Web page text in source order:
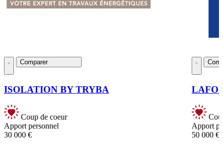
Comparer
ISOLATION BY TRYBA
Coup de coeur
Apport personnel
30 000 €
Apport
50 000 €